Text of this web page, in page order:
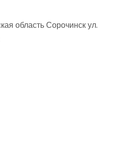
область Сорочинск ул.